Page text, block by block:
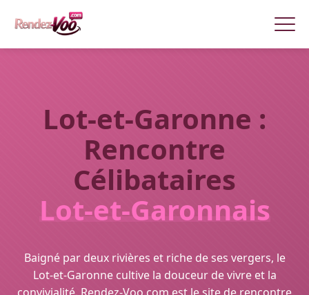
Lot-et-Garonne :
Rencontre
Célibataires
Lot-et-Garonnais
Baigné par deux rivières et riche de ses vergers, le
Lot-et-Garonne cultive la douceur de vivre et la